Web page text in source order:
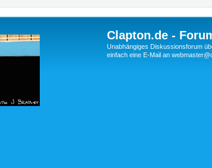
Clapton.de -
Unabhängiges Diskussionsforum
einfach eine E-Mail an